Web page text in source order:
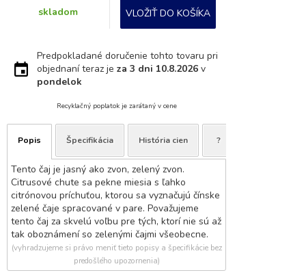
skladom VLOŽIŤ DO KOŠÍKA
Predpokladané doručenie tohto tovaru pri
objednaní teraz je za 3 dni 10.8.2026 v
pondelok
Recyklačný poplatok je zarátaný v cene
Popis Špecifikácia História cien ?
Tento čaj je jasný ako zvon, zelený zvon.
Citrusové chute sa pekne miesia s ľahko
citrónovou príchuťou, ktorou sa vyznačujú čínske
zelené čaje spracované v pare. Považujeme
tento čaj za skvelú voľbu pre tých, ktorí nie sú až
tak oboznámení so zelenými čajmi všeobecne.
(vyhradzujeme si právo meniť tieto popisy a špecifikácie bez
predošlého upozornenia)